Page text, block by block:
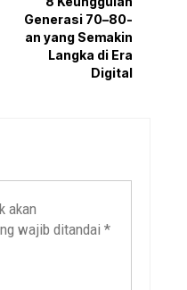
Generasi 70–80-
an yang Semakin
Langka di Era
Digital
akan
wajib ditandai*